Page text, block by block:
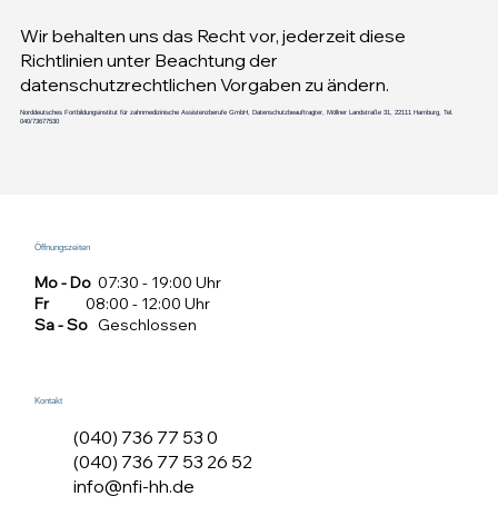
Wir behalten uns das Recht vor, jederzeit diese
Richtlinien unter Beachtung der
datenschutzrechtlichen Vorgaben zu ändern.
Norddeutsches Fortbildungsinstitut für zahnmedizinische Assistenzberufe GmbH, Datenschutzbeauftragter, Möllner Landstraße 31, 22111 Hamburg, Tel.
040/73677530
Öffnungszeiten
Mo - Do 07:30 - 19:00 Uhr
Fr08:00 - 12:00 Uhr
Sa - So Geschlossen
Kontakt
(040) 736 77 53 0
(040) 736 77 53 26 52
info@nfi-hh.de